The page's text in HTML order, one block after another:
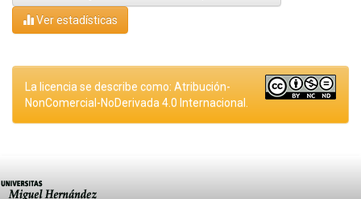
Ver estadísticas
La licencia se describe como: Atribución-
NonComercial-NoDerivada 4.0 Internacional.